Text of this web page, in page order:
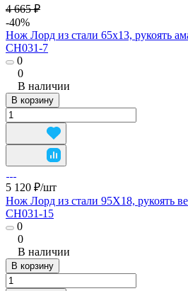
4 665 ₽
-40%
Нож Лорд из стали 65х13, рукоять
CH031-7
0
0
В наличии
В корзину
5 120 ₽/шт
Нож Лорд из стали 95Х18, рукоять
CH031-15
0
0
В наличии
В корзину